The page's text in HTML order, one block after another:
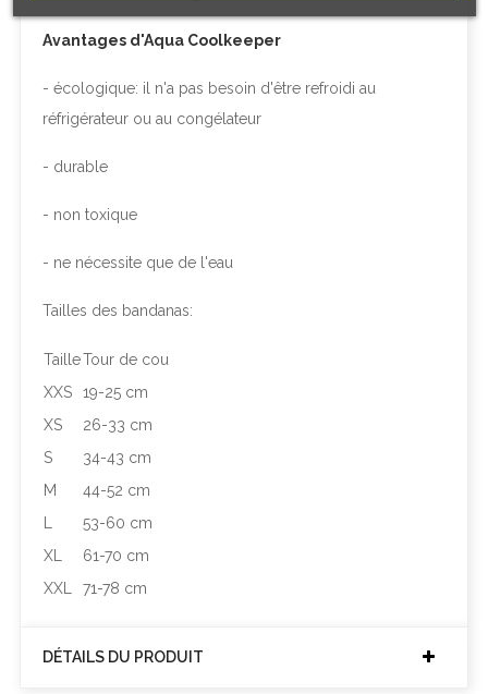
Avantages d'Aqua Coolkeeper
- écologique: il n'a pas besoin d'être refroidi au
réfrigérateur ou au congélateur
- durable
- non toxique
- ne nécessite que de l'eau
Tailles des bandanas:
TailleTour de cou
XXS
19-25 cm
XS
26-33 cm
S
34-43 cm
M
44-52 cm
53-60 cm
XL
61-70 cm
XXL
71-78 cm
DÉTAILS DU PRODUIT